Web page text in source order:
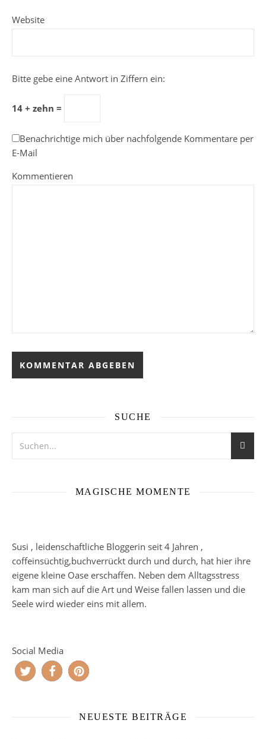
Website
Bitte gebe eine Antwort in Ziffern ein:
14 + zehn =
Benachrichtige mich über nachfolgende Kommentare per
E-Mail
Kommentieren
SUCHE
MAGISCHE MOMENTE
Susi , leidenschaftliche Bloggerin seit 4 Jahren ,
coffeinsüchtig,buchverrückt durch und durch, hat hier ihre
eigene kleine Oase erschaffen. Neben dem Alltagsstress
kam man sich auf die Art und Weise fallen lassen und die
Seele wird wieder eins mit allem.
Social Media
NEUESTE BEITRÄGE